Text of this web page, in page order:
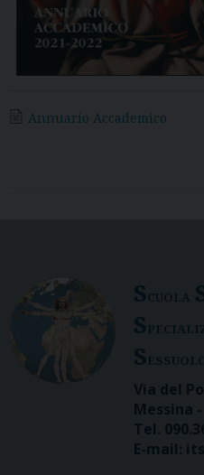
Annuario Accademico
Scuola
S
S
Via del
Messina -
Tel.
E-mail: